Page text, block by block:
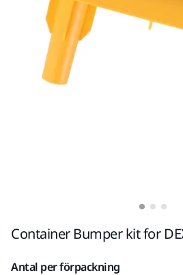
Container Bumper kit for
Antal per förpackning